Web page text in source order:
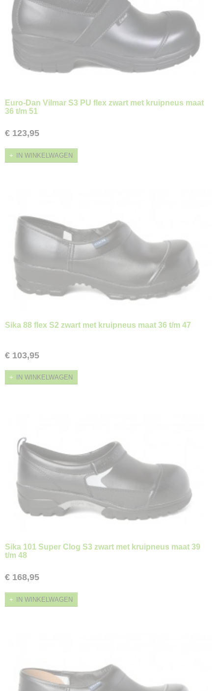
Euro-Dan Vilmar S3 PU flex zwart met kruipneus maat
36 t/m 51
€ 123,95
IN WINKELWAGEN
Sika 88 flex S2 zwart met kruipneus maat 36 t/m 47
€ 103,95
IN WINKELWAGEN
Sika 101 Super Clog S3 zwart met kruipneus maat 39
t/m 48
€ 168,95
IN WINKELWAGEN